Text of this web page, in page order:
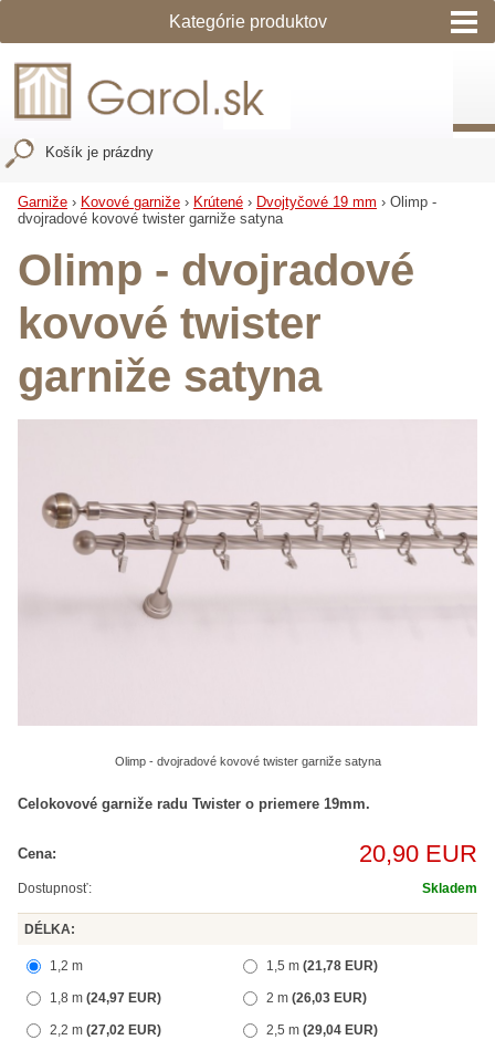
Garol - predaj garníž a roliet na okná
Košík je prázdny
Garniže › Kovové garniže › Krútené › Dvojtyčové 19 mm › Olimp -
dvojradové kovové twister garniže satyna
Olimp - dvojradové
kovové twister
garniže satyna
Olimp - dvojradové kovové twister garniže satyna
Celokovové garniže radu Twister o priemere 19mm.
Cena: 20,90 EUR
Dostupnosť: Skladem
DÉLKA:
1,2 m 1,5 m (21,78 EUR)
1,8 m (24,97 EUR) 2 m (26,03 EUR)
2,2 m (27,02 EUR) 2,5 m (29,04 EUR)